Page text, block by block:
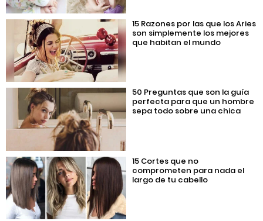
15 Razones por las que los Aries
son simplemente los mejores
que habitan el mundo
50 Preguntas que son la guía
perfecta para que un hombre
sepa todo sobre una chica
15 Cortes que no
comprometen para nada el
largo de tu cabello